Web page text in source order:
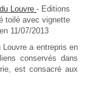
Louvre - Editions
toilé avec vignette
11/07/2013
a entrepris en
conservés dans
est consacré aux